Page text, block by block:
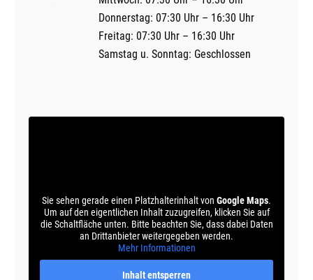
Donnerstag: 07:30 Uhr – 16:30 Uhr
Freitag: 07:30 Uhr – 16:30 Uhr
Samstag u. Sonntag: Geschlossen
Sie sehen gerade einen Platzhalterinhalt von Google Maps.
Um auf den eigentlichen Inhalt zuzugreifen, klicken Sie auf
die Schaltfläche unten. Bitte beachten Sie, dass dabei Daten
an Drittanbieter weitergegeben werden.
Mehr Informationen
Inhalt entsperren